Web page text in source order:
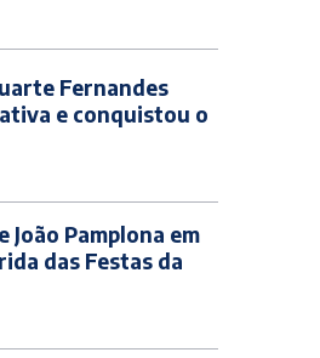
Fernandes
e conquistou o
João Pamplona em
das Festas da